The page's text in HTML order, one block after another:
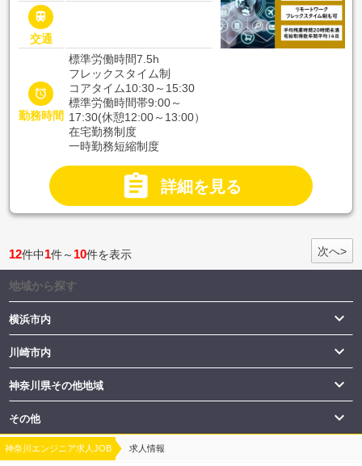

交通

勤務時間
標準労働時間7.5h
フレックスタイム制
コアタイム10:30～15:30
標準労働時間帯9:00～
17:30(休憩12:00～13:00）
在宅勤務制度
一時勤務短縮制度
 詳細を見る
12件中1件～ 10件を表示 次へ>
地域から探す
横浜市内 
川崎市内 
神奈川県その他地域 
その他 
神奈川エンジニア求人JOB 求人情報